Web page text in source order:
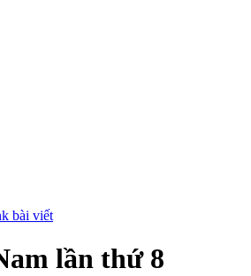
bài viết
lần thứ 8